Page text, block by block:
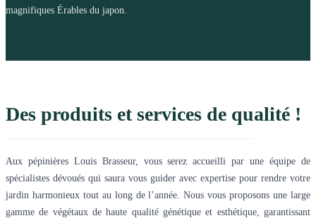
magnifiques Érables du japon.
Des produits et services de qualité !
Aux pépinières Louis Brasseur, vous serez accueilli par une équipe de
spécialistes dévoués qui saura vous guider avec expertise pour rendre votre
jardin harmonieux tout au long de l’année. Nous vous proposons une large
gamme de végétaux de haute qualité génétique et esthétique, garantissant